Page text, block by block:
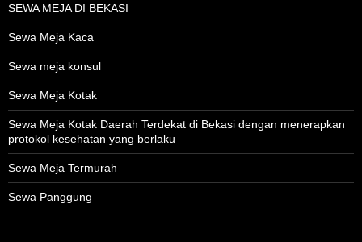
SEWA MEJA DI BEKASI
Sewa Meja Kaca
Sewa meja konsul
Sewa Meja Kotak
Sewa Meja Kotak Daerah Terdekat di Bekasi dengan menerapkan
protokol kesehatan yang berlaku
Sewa Meja Termurah
Sewa Panggung